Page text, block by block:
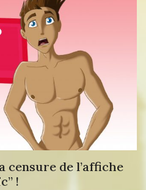
censure de l’affiche
!